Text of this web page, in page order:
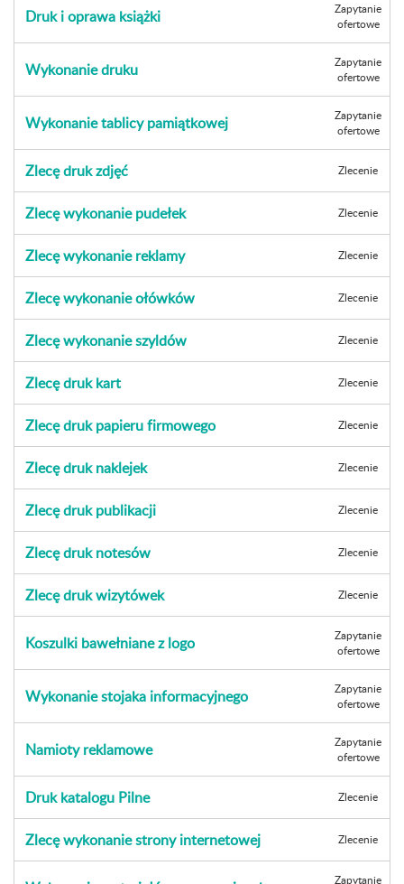
Druk i oprawa książki
Zapytanie
ofertowe
Wykonanie druku
Zapytanie
ofertowe
Wykonanie tablicy pamiątkowej
Zapytanie
ofertowe
Zlecę druk zdjęć Zlecenie
Zlecę wykonanie pudełek Zlecenie
Zlecę wykonanie reklamy Zlecenie
Zlecę wykonanie ołówków Zlecenie
Zlecę wykonanie szyldów Zlecenie
Zlecę druk kart Zlecenie
Zlecę druk papieru firmowego Zlecenie
Zlecę druk naklejek Zlecenie
Zlecę druk publikacji Zlecenie
Zlecę druk notesów Zlecenie
Zlecę druk wizytówek Zlecenie
Koszulki bawełniane z logo
Zapytanie
ofertowe
Wykonanie stojaka informacyjnego
Zapytanie
ofertowe
Namioty reklamowe
Zapytanie
ofertowe
Druk katalogu Pilne Zlecenie
Zlecę wykonanie strony internetowej Zlecenie
Zapytanie